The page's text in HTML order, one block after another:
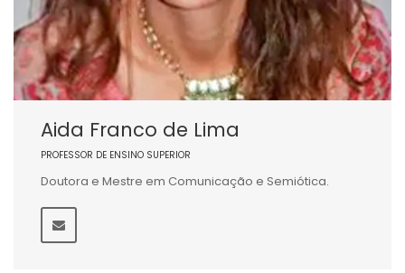
Aida Franco de Lima
PROFESSOR DE ENSINO SUPERIOR
Doutora e Mestre em Comunicação e Semiótica.